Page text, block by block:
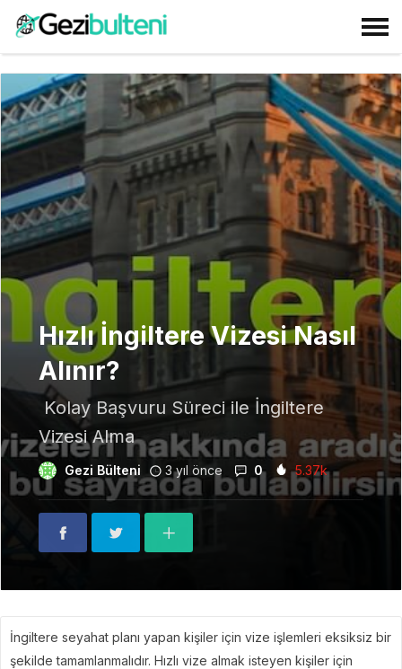
Hızlı İngiltere Vizesi Nasıl
Alınır?
Kolay Başvuru Süreci ile İngiltere
Vizesi Alma
Gezi Bülteni 3 yıl önce 0 5.37k
İngiltere seyahat planı yapan kişiler için vize işlemleri eksiksiz bir
şekilde tamamlanmalıdır. Hızlı vize almak isteyen kişiler için